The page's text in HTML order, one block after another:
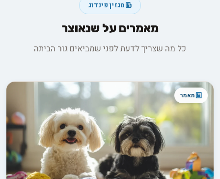
מגזין פינדוג
מאמרים על שנאוצר
כל מה שצריך לדעת לפני שמביאים גור הביתה
מאמר